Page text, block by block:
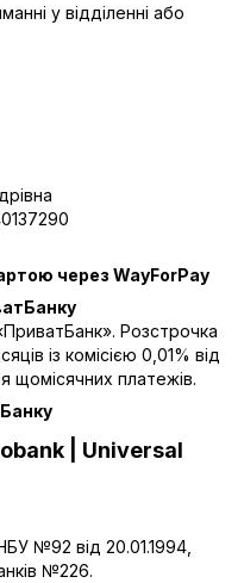
у відділенні або
через WayForPay
Розстрочка
із комісією 0,01% від
щомісячних платежів.
| Universal
№92 від 20.01.1994,
№226.